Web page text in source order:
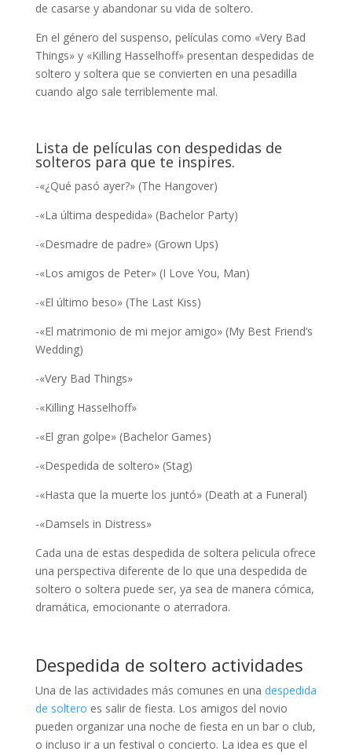
de casarse y abandonar su vida de soltero.
En el género del suspenso, películas como «Very Bad
Things» y «Killing Hasselhoff» presentan despedidas de
soltero y soltera que se convierten en una pesadilla
cuando algo sale terriblemente mal.
Lista de películas con despedidas de
solteros para que te inspires.
-«¿Qué pasó ayer?» (The Hangover)
-«La última despedida» (Bachelor Party)
-«Desmadre de padre» (Grown Ups)
-«Los amigos de Peter» (I Love You, Man)
-«El último beso» (The Last Kiss)
-«El matrimonio de mi mejor amigo» (My Best Friend’s
Wedding)
-«Very Bad Things»
-«Killing Hasselhoff»
-«El gran golpe» (Bachelor Games)
-«Despedida de soltero» (Stag)
-«Hasta que la muerte los juntó» (Death at a Funeral)
-«Damsels in Distress»
Cada una de estas despedida de soltera pelicula ofrece
una perspectiva diferente de lo que una despedida de
soltero o soltera puede ser, ya sea de manera cómica,
dramática, emocionante o aterradora.
Despedida de soltero actividades
Una de las actividades más comunes en una despedida
de soltero es salir de fiesta. Los amigos del novio
pueden organizar una noche de fiesta en un bar o club,
o incluso ir a un festival o concierto. La idea es que el